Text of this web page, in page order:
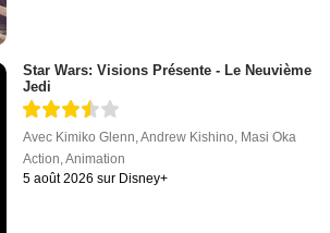
Star Wars: Visions Présente - Le Neuvième
Jedi
Avec Kimiko Glenn,Andrew Kishino, Masi Oka
Action,Animation
5 août 2026 sur Disney+